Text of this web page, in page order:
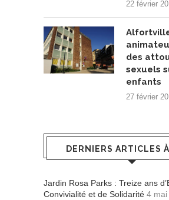
22 février
des
sexuels
enfants
27 février
DERNIERS ARTICLES
Jardin Rosa Parks : Treize ans
Convivialité et de Solidarité 4 mai